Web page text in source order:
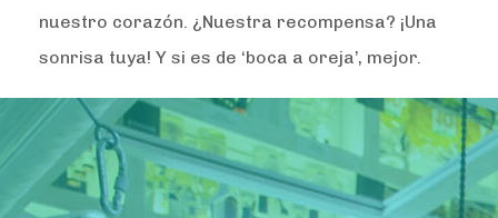
nuestro corazón. ¿Nuestra recompensa? ¡Una
sonrisa tuya! Y si es de ‘boca a oreja’, mejor.